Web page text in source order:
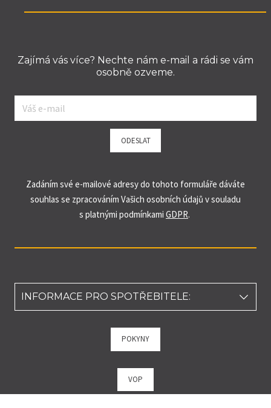
Zajímá vás více? Nechte nám e-mail a rádi se vám
osobně ozveme.
E-
mail*
ODESLAT
Zadáním své e-mailové adresy do tohoto formuláře dáváte
souhlas se zpracováním Vašich osobních údajů v souladu
s platnými podmínkami GDPR.
INFORMACE PRO SPOTŘEBITELE:
Podle zákona o evidenci tržeb je prodávající povinen vystavit
kupujícímu účtenku. Zároveň je povinen zaevidovat přijatou
pak nejpozději do 48 hodin.
POKYNY
VOP